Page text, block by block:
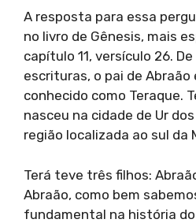
A resposta para essa
no livro de Gênesis, mais
capítulo 11, versículo 26.
escrituras, o pai de Abraão
conhecido como Teraque.
nasceu na cidade de Ur
região localizada ao sul da
Terá teve três filhos:
Abraão, como bem
fundamental na história do